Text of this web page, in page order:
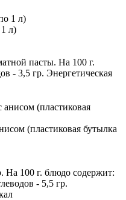
л)
пасты. На 100 г.
- 3,5 гр. Энергетическая
(пластиковая бутылка
На 100 г. блюдо содержит:
- 5,5 гр.